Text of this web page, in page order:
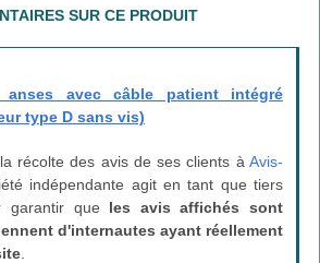
SUR CE PRODUIT
anses avec câble patient intégré
type D sans vis)
récolte des avis de ses clients à Avis-
indépendante agit en tant que tiers
garantir que les avis affichés sont
d'internautes ayant réellement